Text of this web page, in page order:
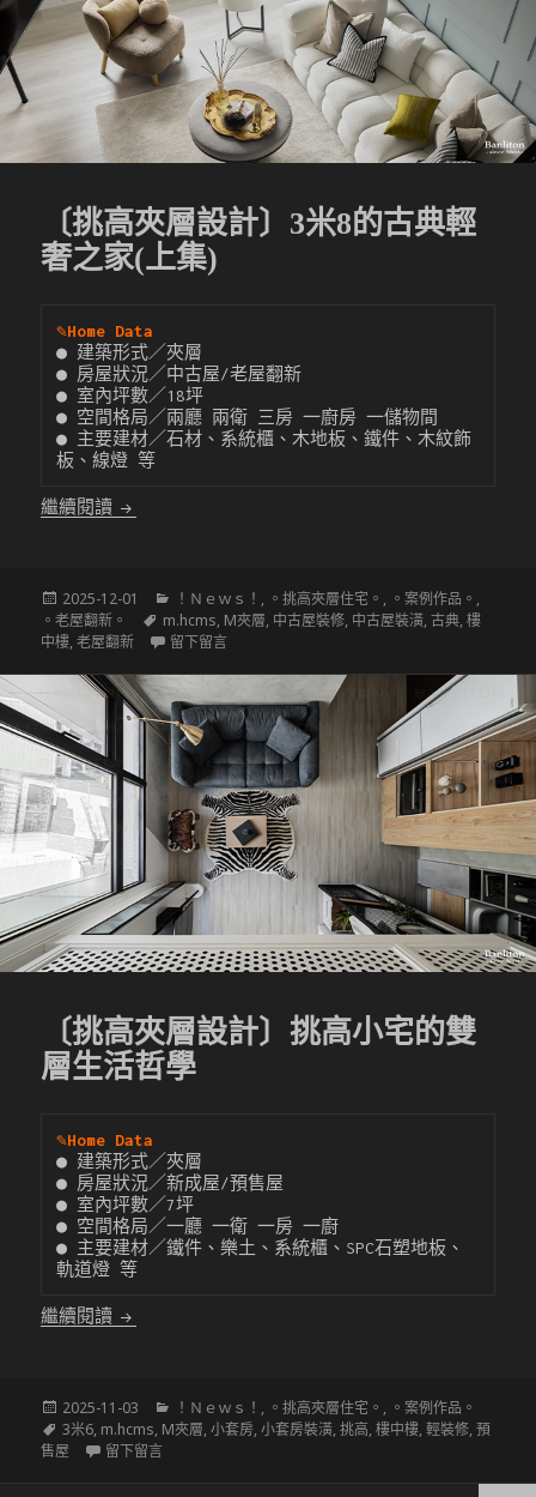
〔挑高夾層設計〕3米8的古典輕
奢之家(上集)
✎Home Data
● 建築形式／夾層
● 房屋狀況／中古屋/老屋翻新
● 室內坪數／18坪
● 空間格局／兩廳 兩衛 三房 一廚房 一儲物間
● 主要建材／石材、系統櫃、木地板、鐵件、木紋飾
板、線燈 等
繼續閱讀 〔挑高夾層設計〕3米8的古典輕奢之家(上集)
發
佈
於
2025-12-01
分
類
！Ｎｅｗｓ！ , 。挑高夾層住宅。 , 。案例作品。 ,
。老屋翻新。
標
籤
m.hcms, M夾層, 中古屋裝修, 中古屋裝潢,古典,樓
中樓,老屋翻新 留下留言在 〔挑高夾層設計〕3米8的古典輕奢之家(上集)
〔挑高夾層設計〕挑高小宅的雙
層生活哲學
✎Home Data
● 建築形式／夾層
● 房屋狀況／新成屋/預售屋
● 室內坪數／7坪
● 空間格局／一廳 一衛 一房 一廚
● 主要建材／鐵件、樂土、系統櫃、SPC石塑地板、
軌道燈 等
繼續閱讀 〔挑高夾層設計〕挑高小宅的雙層生活哲學
發
佈
於
2025-11-03
分
類
！Ｎｅｗｓ！ , 。挑高夾層住宅。 , 。案例作品。
標
籤
3米6, m.hcms, M夾層,小套房,小套房裝潢,挑高,樓中樓,輕裝修,預
售屋
留下留言在 〔挑高夾層設計〕挑高小宅的雙層生活哲學